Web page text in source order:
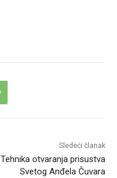
Sledeći članak
Tehnika otvaranja prisustva
Svetog Anđela Čuvara